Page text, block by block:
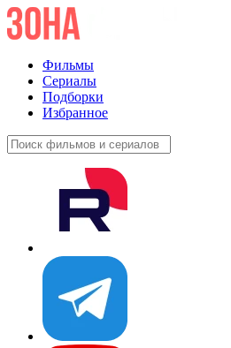
Фильмы
Сериалы
Подборки
Избранное